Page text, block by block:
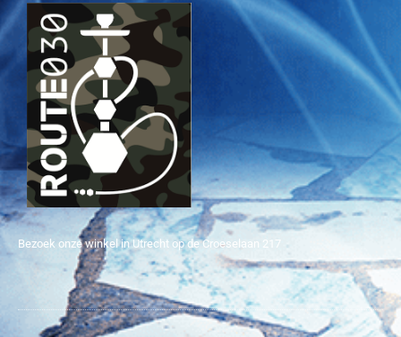
Bezoek onze winkel in Utrecht op de Croeselaan 217